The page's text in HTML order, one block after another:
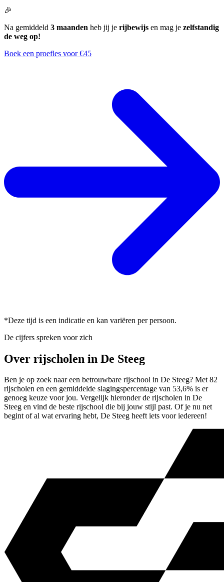
🎉
Na gemiddeld 3 maanden heb jij je rijbewijs en mag je zelfstandig
de weg op!
Boek een proefles voor €45
*Deze tijd is een indicatie en kan variëren per persoon.
De cijfers spreken voor zich
Over rijscholen in De Steeg
Ben je op zoek naar een betrouwbare rijschool in De Steeg? Met 82
rijscholen en een gemiddelde slagingspercentage van 53,6% is er
genoeg keuze voor jou. Vergelijk hieronder de rijscholen in De
Steeg en vind de beste rijschool die bij jouw stijl past. Of je nu net
begint of al wat ervaring hebt, De Steeg heeft iets voor iedereen!